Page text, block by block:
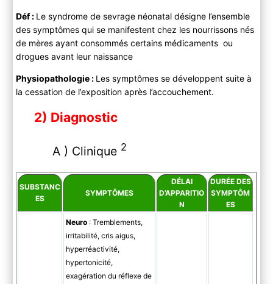
Déf : Le syndrome de sevrage néonatal désigne l’ensemble
des symptômes qui se manifestent chez les nourrissons nés
de mères ayant consommés certains médicaments ou
drogues avant leur naissance
Physiopathologie : Les symptômes se développent suite à
la cessation de l’exposition après l’accouchement.
2) Diagnostic
A ) Clinique 2
SUBSTANC
ES
SYMPTÔMES
DÉLAI
D’APPARITIO
N
DURÉE DES
SYMPTÔM
ES
Neuro : Tremblements,
irritabilité, cris aigus,
hyperréactivité,
hypertonicité,
exagération du réflexe de